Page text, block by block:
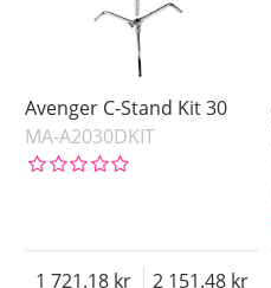
Avenger C-Stand Kit 30
MA-A2030DKIT
1 721.18
2 151.48